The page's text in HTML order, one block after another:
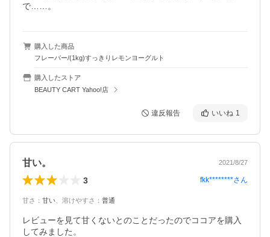
で……。
購入した商品
フレーバー/(1kg)すっきりレモンヨーグルト
購入したストア
BEAUTY CART Yahoo!店
違反報告 いいね 1
甘い。 2021/8/27
3 fkk********さん
甘さ ： 甘い 溶けやすさ ： 普通
レビューを見て甘くないとのことだったのでココアを購入
してみました。